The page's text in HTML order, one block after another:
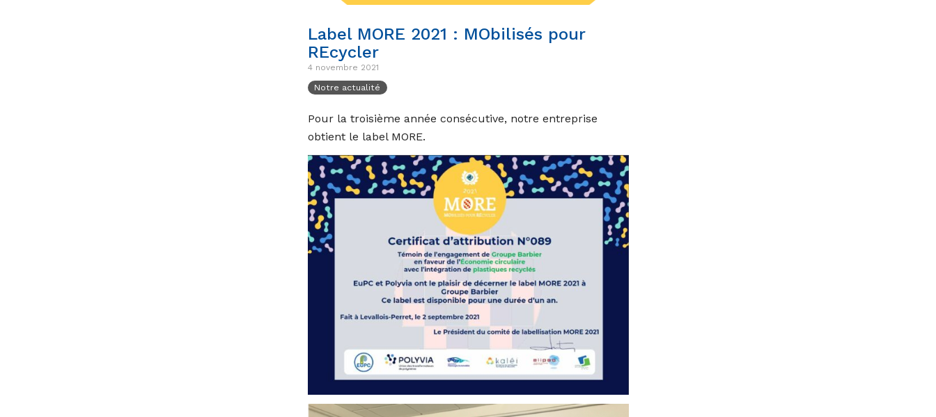
Label MORE 2021 : MObilisés pour
REcycler
4 novembre 2021
Notre actualité
Pour la troisième année consécutive, notre entreprise
obtient le label MORE.